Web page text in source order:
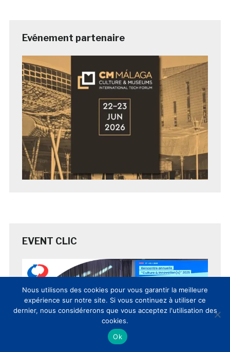
Evénement partenaire
EVENT CLIC
Nous utilisons des cookies pour vous garantir la meilleure
expérience sur notre site. Si vous continuez à utiliser ce
dernier, nous considérerons que vous acceptez l'utilisation des
cookies.
Ok